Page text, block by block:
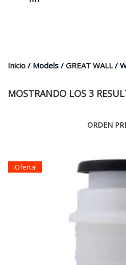
Inicio / Models / GREAT WALL/
MOSTRANDO LOS 3
¡Oferta!